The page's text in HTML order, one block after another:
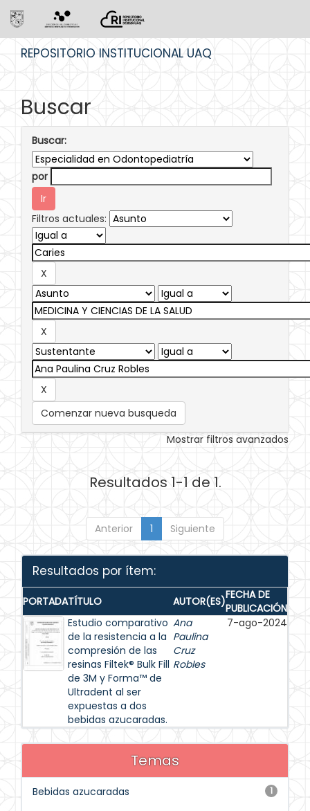
REPOSITORIO INSTITUCIONAL UAQ
Buscar
Buscar:
por
Filtros actuales:
Comenzar nueva busqueda
Mostrar filtros avanzados
Resultados 1-1 de 1.
Anterior 1 Siguiente
Resultados por ítem:
PORTADATÍTULO AUTOR(ES)FECHA DE
PUBLICACIÓN
Estudio comparativo
de la resistencia a la
compresión de las
resinas Filtek® Bulk Fill
de 3M y Forma™ de
Ultradent al ser
expuestas a dos
bebidas azucaradas.
Ana
Paulina
Cruz
Robles
7-ago-2024
Temas
1
Bebidas azucaradas